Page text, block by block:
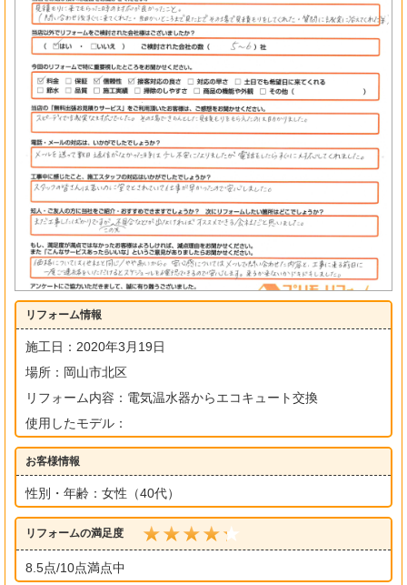
リフォーム情報
施工日：2020年3月19日
場所：岡山市北区
リフォーム内容：電気温水器からエコキュート交換
使用したモデル：
お客様情報
性別・年齢：女性（40代）
リフォームの満足度
8.5点/10点満点中